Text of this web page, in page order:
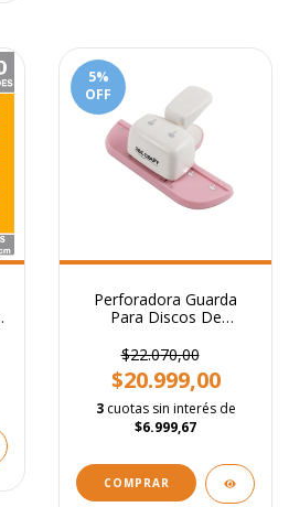
5%
OFF
Perforadora Guarda
Para Discos De
$22.070,00
$20.999,00
3 cuotas sin interés de
$6.999,67